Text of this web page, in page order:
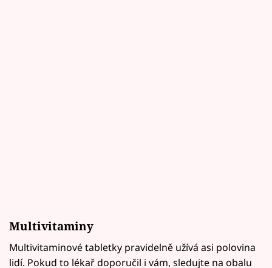
Multivitaminy
Multivitaminové tabletky pravidelně užívá asi polovina
lidí. Pokud to lékař doporučil i vám, sledujte na obalu